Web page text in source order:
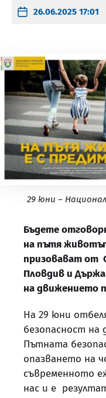
26.06.2025 17:01
29 юни –
Бъдете
на пътя
призовават от
Пловдив и
на движението
На 29 юни
безопасност
Пътната
опазването на
съвременното
нас и е